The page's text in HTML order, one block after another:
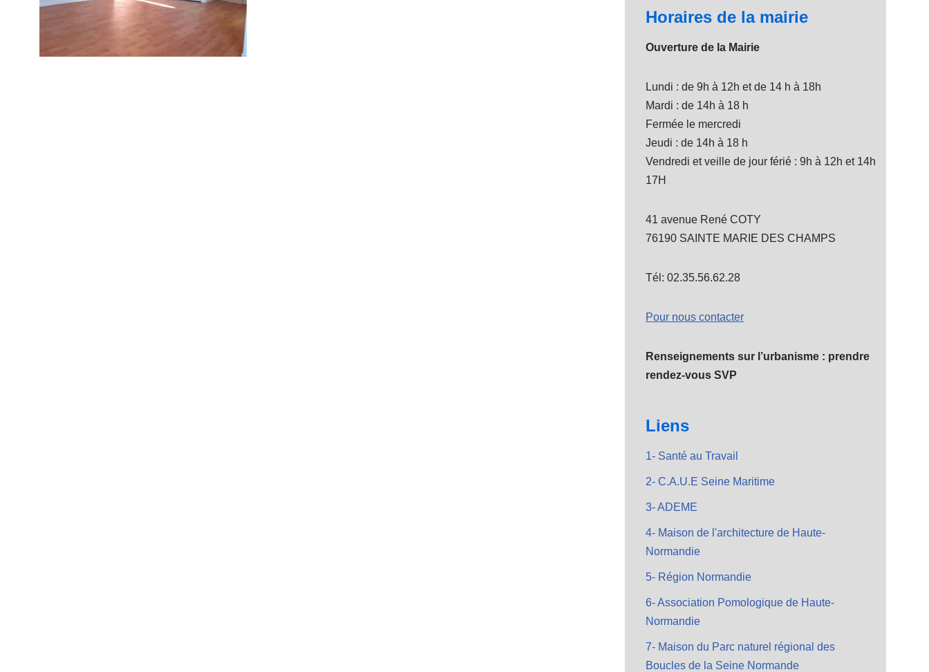
Horaires de la mairie
Ouverture de la Mairie
Lundi : de 9h à 12h et de 14 h à 18h
Mardi : de 14h à 18 h
Fermée le mercredi
Jeudi : de 14h à 18 h
Vendredi et veille de jour férié : 9h à 12h et 14h
17H
41 avenue René COTY
76190 SAINTE MARIE DES CHAMPS
Tél: 02.35.56.62.28
Pour nous contacter
Renseignements sur l’urbanisme : prendre
rendez-vous SVP
Liens
1- Santé au Travail
2- C.A.U.E Seine Maritime
3- ADEME
4- Maison de l'architecture de Haute-
Normandie
5- Région Normandie
6- Association Pomologique de Haute-
Normandie
7- Maison du Parc naturel régional des
Boucles de la Seine Normande